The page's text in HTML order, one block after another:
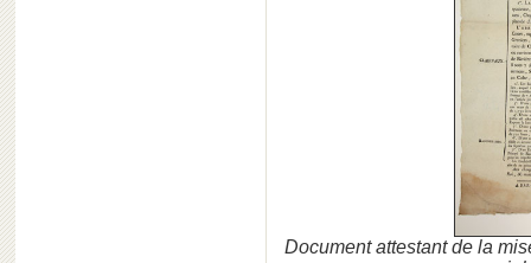
Document attestant de la